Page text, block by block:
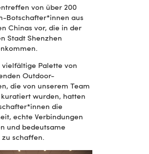
von über 200
Botschafter*innen aus
Chinas vor, die in der
Stadt Shenzhen
vielfältige Palette von
Outdoor-
die von unserem Team
wurden, hatten
die
echte Verbindungen
und bedeutsame
schaffen.